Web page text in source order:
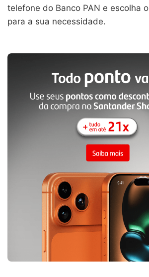
telefone do Banco PAN e escolha
para a sua necessidade.